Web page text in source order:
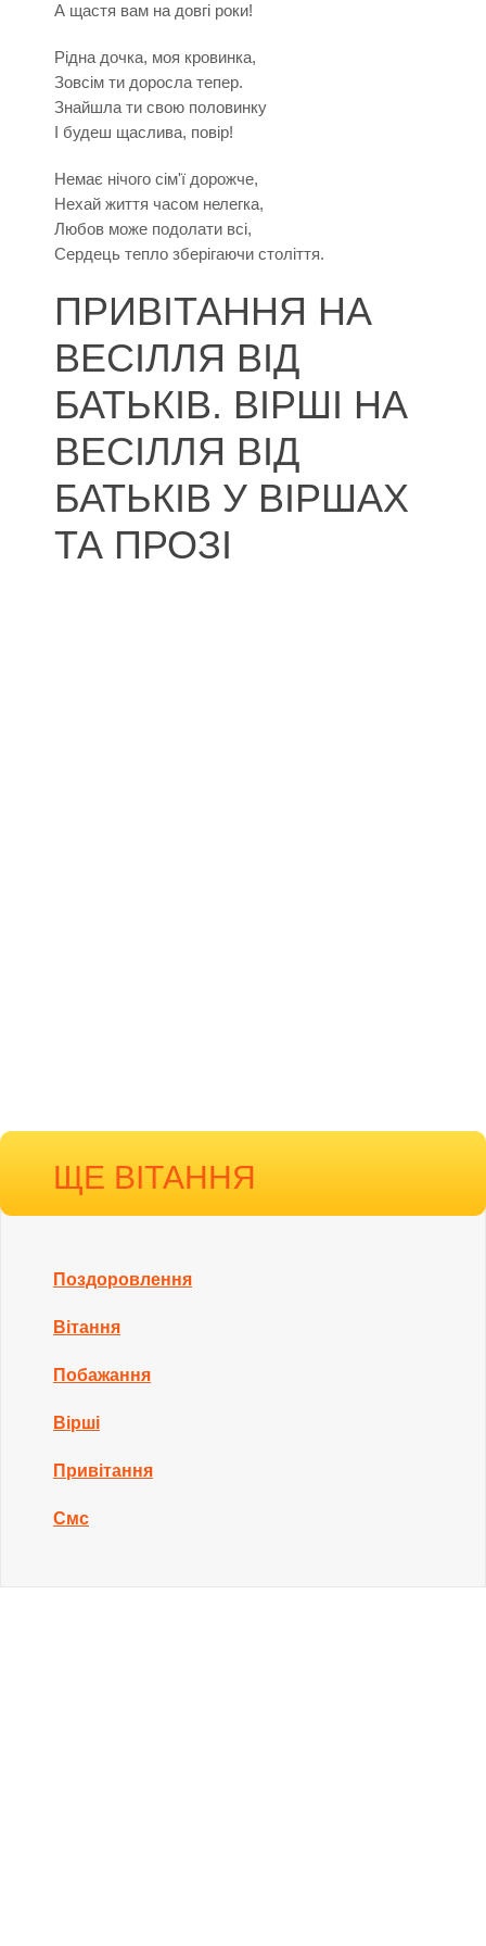
А щастя вам на довгі роки!
Рідна дочка, моя кровинка,
Зовсім ти доросла тепер.
Знайшла ти свою половинку
І будеш щаслива, повір!
Немає нічого сім'ї дорожче,
Нехай життя часом нелегка,
Любов може подолати всі,
Сердець тепло зберігаючи століття.
ПРИВІТАННЯ НА
ВЕСІЛЛЯ ВІД
БАТЬКІВ. ВІРШІ НА
ВЕСІЛЛЯ ВІД
БАТЬКІВ У ВІРШАХ
ТА ПРОЗІ
ЩЕ ВІТАННЯ
Поздоровлення
Вітання
Побажання
Вірші
Привітання
Смс